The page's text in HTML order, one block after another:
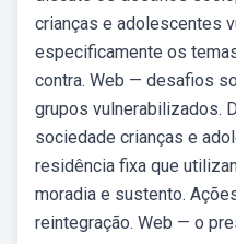
crianças e adolescentes
especificamente os
contra. Web — desafios
grupos vulnerabilizados.
sociedade crianças e
residência fixa que
moradia e sustento.
reintegração. Web — o